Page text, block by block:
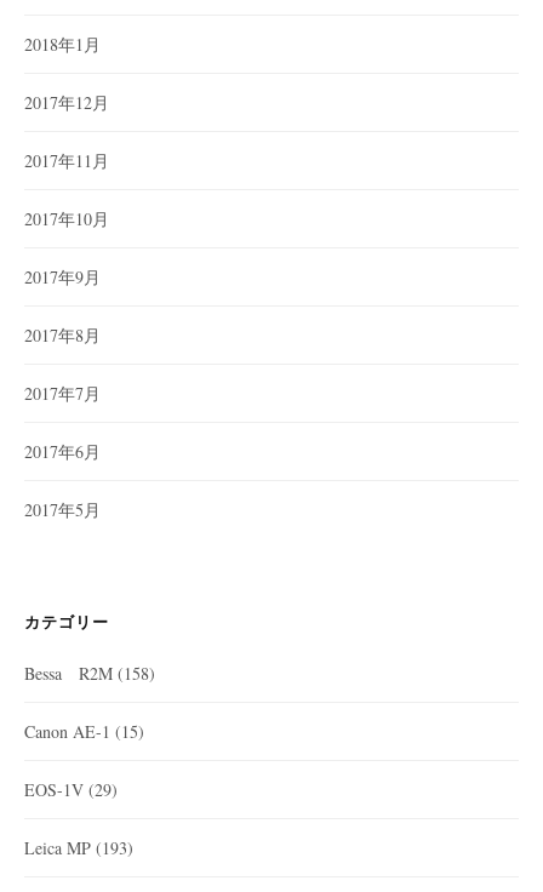
2018年1月
2017年12月
2017年11月
2017年10月
2017年9月
2017年8月
2017年7月
2017年6月
2017年5月
カテゴリー
Bessa R2M (158)
Canon AE-1 (15)
EOS-1V (29)
Leica MP (193)